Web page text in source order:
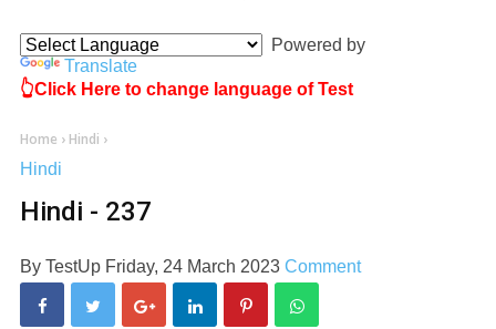
Powered by
Translate
👆Click Here to change language of Test
Home › Hindi ›
Hindi
Hindi - 237
By TestUp Friday, 24 March 2023 Comment